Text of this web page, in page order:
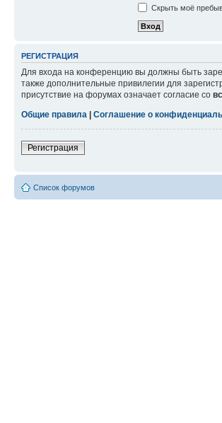
Скрыть моё
РЕГИСТРАЦИЯ
Для входа на конференцию вы должны быть
также дополнительные привилегии для
присутствие на форумах означает согласие со
Общие правила
Соглашение о
Регистрация
Список форумов